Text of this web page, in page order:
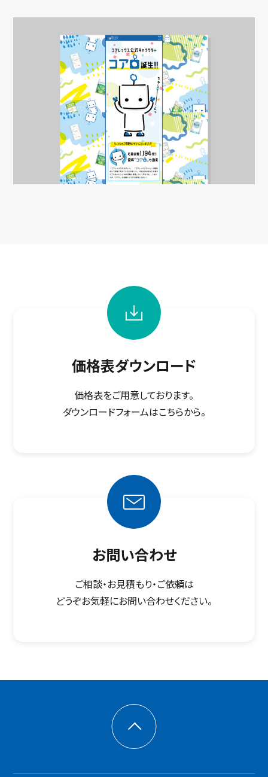
価格表ダウンロード
価格表をご用意しております。
ダウンロードフォームはこちらから。
お問い合わせ
ご相談・お見積もり・ご依頼は
どうぞお気軽にお問い合わせください。